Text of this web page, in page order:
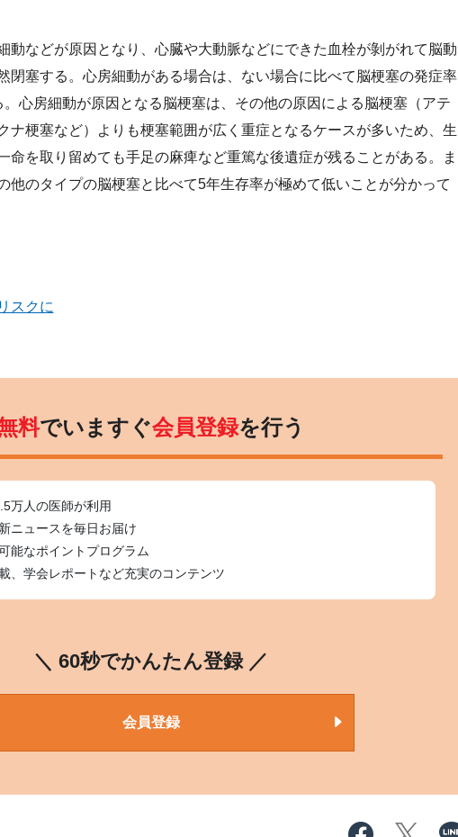
などが原因となり、心臓や大動脈などにできた血栓が剝がれて脳動
閉塞する。心房細動がある場合は、ない場合に比べて脳梗塞の発症率
心房細動が原因となる脳梗塞は、その他の原因による脳梗塞（アテ
ナ梗塞など）よりも梗塞範囲が広く重症となるケースが多いため、生
命を取り留めても手足の麻痺など重篤な後遺症が残ることがある。ま
他のタイプの脳梗塞と比べて5年生存率が極めて低いことが分かって
スクに
料でいますぐ会員登録を行う
万人の医師が利用
ニュースを毎日お届け
能なポイントプログラム
、学会レポートなど充実のコンテンツ
＼ 60秒でかんたん登録 ／
会員登録